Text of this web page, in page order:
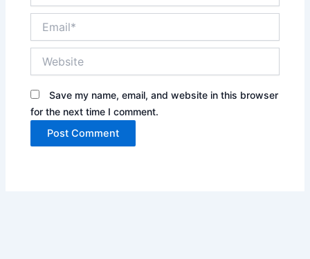
Save my name, email, and website in this browser
for the next time I comment.